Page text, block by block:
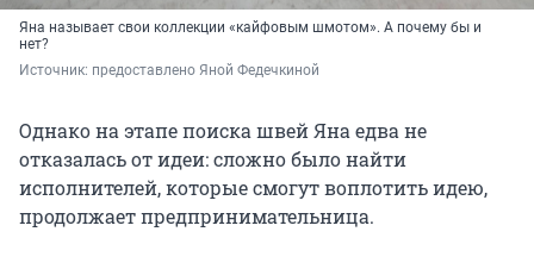
Яна называет свои коллекции «кайфовым шмотом». А почему бы и
нет?
Источник: предоставлено Яной Федечкиной
Однако на этапе поиска швей Яна едва не
отказалась от идеи: сложно было найти
исполнителей, которые смогут воплотить идею,
продолжает предпринимательница.